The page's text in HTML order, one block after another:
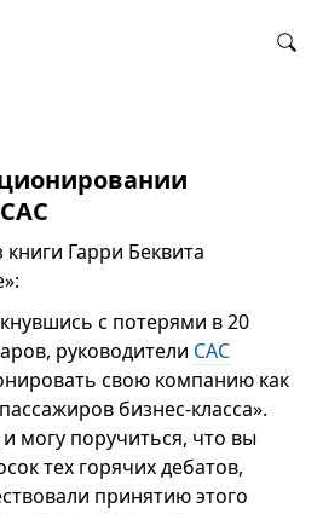
Гарри Беквита
с потерями в 20
руководители САС
свою компанию как
бизнес-класса».
могу поручиться, что вы
тех горячих дебатов,
принятию этого